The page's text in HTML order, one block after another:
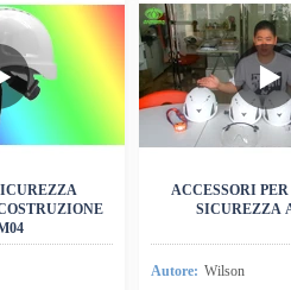
ACCESSORI
SICUREZZA
Autore: Wilson